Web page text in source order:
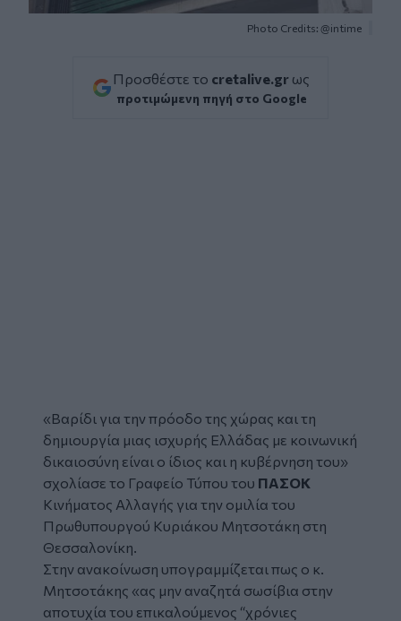
Photo Credits: @intime
Προσθέστε το cretalive.gr ως
προτιμώμενη πηγή στο Google
«Βαρίδι για την πρόοδο της χώρας και τη
δημιουργία μιας ισχυρής Ελλάδας με κοινωνική
δικαιοσύνη είναι ο ίδιος και η κυβέρνηση του»
σχολίασε το Γραφείο Τύπου του ΠΑΣΟΚ
Κινήματος Αλλαγής για την ομιλία του
Πρωθυπουργού Κυριάκου Μητσοτάκη στη
Θεσσαλονίκη.
Στην ανακοίνωση υπογραμμίζεται πως ο κ.
Μητσοτάκης «ας μην αναζητά σωσίβια στην
αποτυχία του επικαλούμενος “χρόνιες